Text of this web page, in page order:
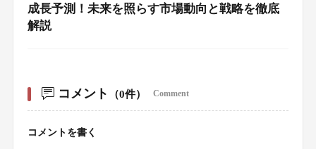
成長予測！未来を照らす市場動向と戦略を徹底
解説
コメント （0件） Comment
コメントを書く